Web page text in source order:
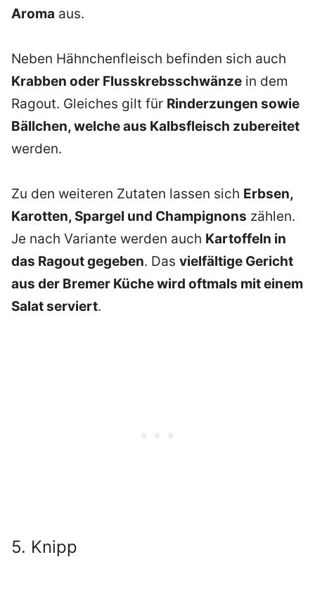
Aroma aus.
Neben Hähnchenfleisch befinden sich auch
Krabben oder Flusskrebsschwänze in dem
Ragout. Gleiches gilt für Rinderzungen sowie
Bällchen, welche aus Kalbsfleisch zubereitet
werden.
Zu den weiteren Zutaten lassen sich Erbsen,
Karotten, Spargel und Champignons zählen.
Je nach Variante werden auch Kartoffeln in
das Ragout gegeben. Das vielfältige Gericht
aus der Bremer Küche wird oftmals mit einem
Salat serviert.
5. Knipp